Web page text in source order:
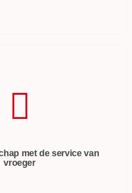
met de service van
vroeger